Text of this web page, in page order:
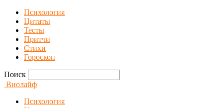
Психология
Цитаты
Тесты
Притчи
Стихи
Гороскоп
Поиск
Виолайф
Психология